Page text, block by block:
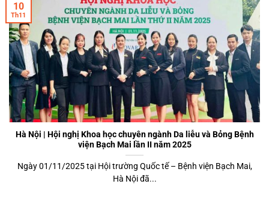
Hà Nội | Hội nghị Khoa học chuyên ngành Da liễu và Bỏng Bệnh
viện Bạch Mai lần II năm 2025
Ngày 01/11/2025 tại Hội trường Quốc tế – Bệnh viện Bạch Mai,
Hà Nội đã...
10
Th11